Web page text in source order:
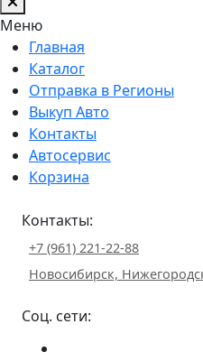
Меню
Главная
Каталог
Отправка в Регионы
Выкуп Авто
Контакты
Автосервис
Корзина
Контакты:
+7 (961) 221-22-88
Новосибирск,
Соц. сети: